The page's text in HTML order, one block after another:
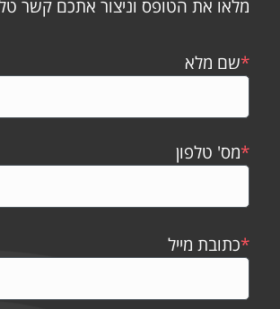
מלאו את הטופס וניצור אתכם קשר
*שם מלא
*מס' טלפון
*כתובת מייל